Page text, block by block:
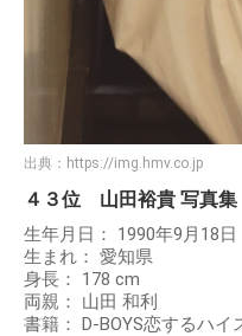
出典： https://img.hmv.co.jp
４３位 山田裕貴 写真集
生年月日： 1990年9月18日
生まれ： 愛知県
身長： 178 cm
両親： 山田 和利
書籍： D‐BOYS恋するハ